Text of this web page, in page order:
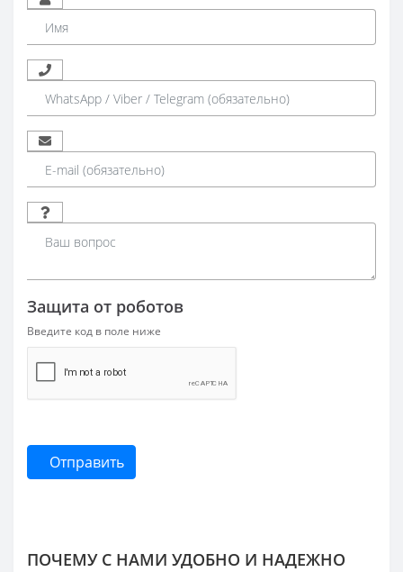
Защита от роботов
Введите код в поле ниже
Отправить
ПОЧЕМУ С НАМИ УДОБНО И НАДЕЖНО